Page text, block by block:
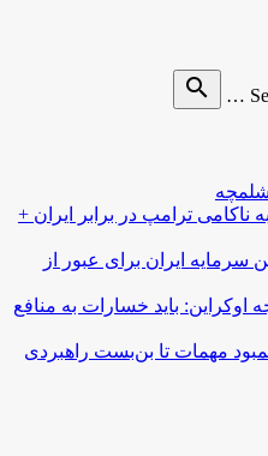
search
ناکامی ترامپ در برابر ایران +
ایران برای عبور از
باید خسارات به منافع
مهمات تا بن‌بست راهبردی